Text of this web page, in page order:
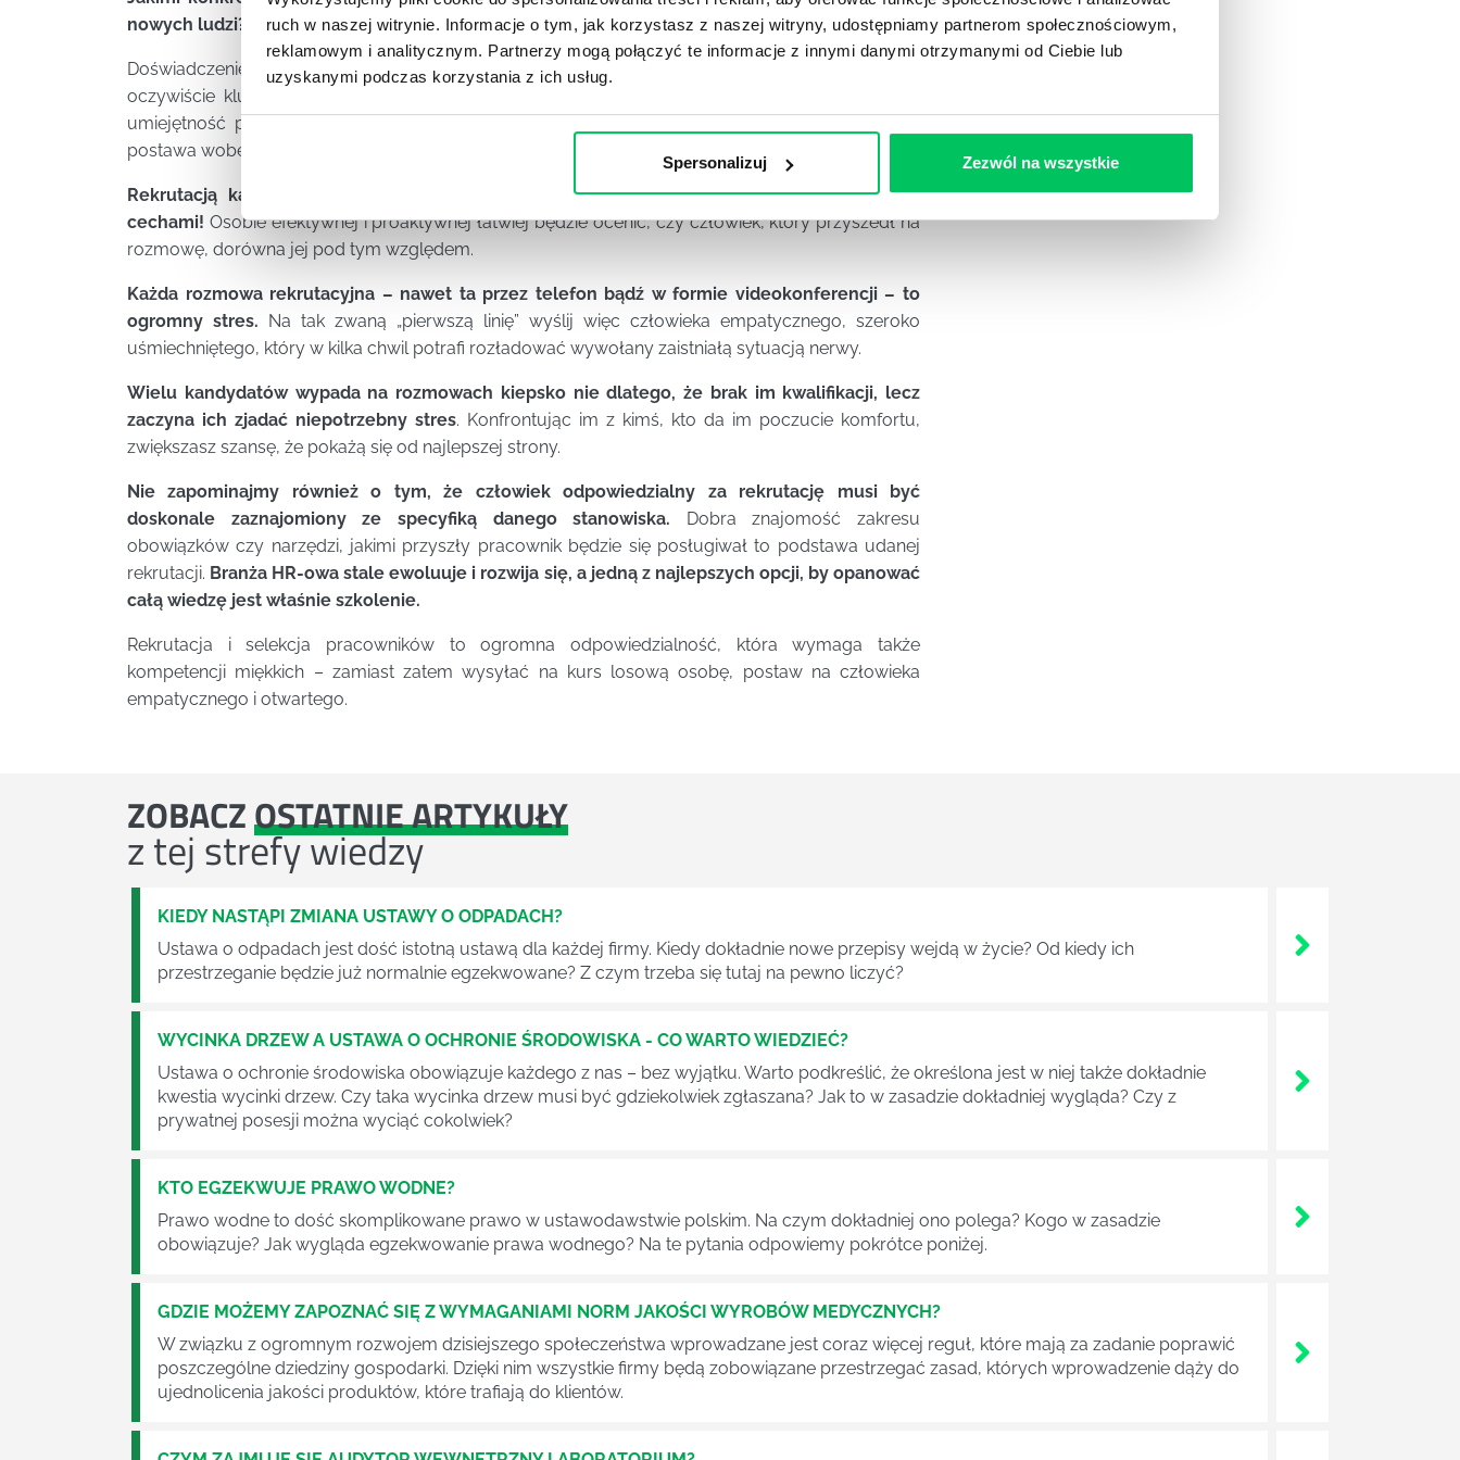
ruch w naszej witrynie. Informacje o tym, jak korzystasz z naszej witryny, udostępniamy partnerom społecznościowym,
reklamowym i analitycznym. Partnerzy mogą połączyć te informacje z innymi danymi otrzymanymi od Ciebie lub
uzyskanymi podczas korzystania z ich usług.
Spersonalizuj Zezwól na wszystkie
nowych ludzi?
Doświadczenie, lista poprzednich pracodawców oraz wykonywane dotychczas obowiązki to
oczywiście kluczowe kwestie, jednak w codziennej pracy liczy się również wielozadaniowość,
umiejętność pracy pod presją i w grupie, zdolność delegowania zadań czy też przyjacielska
postawa wobec innych członków teamu.
Rekrutacją kandydatów powinna zająć się osoba, która sama wykazuje się właśnie tymi
cechami! Osobie efektywnej i proaktywnej łatwiej będzie ocenić, czy człowiek, który przyszedł na
rozmowę, dorówna jej pod tym względem.
Każda rozmowa rekrutacyjna – nawet ta przez telefon bądź w formie videokonferencji – to
ogromny stres. Na tak zwaną „pierwszą linię” wyślij więc człowieka empatycznego, szeroko
uśmiechniętego, który w kilka chwil potrafi rozładować wywołany zaistniałą sytuacją nerwy.
Wielu kandydatów wypada na rozmowach kiepsko nie dlatego, że brak im kwalifikacji, lecz
zaczyna ich zjadać niepotrzebny stres. Konfrontując im z kimś, kto da im poczucie komfortu,
zwiększasz szansę, że pokażą się od najlepszej strony.
Nie zapominajmy również o tym, że człowiek odpowiedzialny za rekrutację musi być
doskonale zaznajomiony ze specyfiką danego stanowiska. Dobra znajomość zakresu
obowiązków czy narzędzi, jakimi przyszły pracownik będzie się posługiwał to podstawa udanej
rekrutacji. Branża HR-owa stale ewoluuje i rozwija się, a jedną z najlepszych opcji, by opanować
całą wiedzę jest właśnie szkolenie.
Rekrutacja i selekcja pracowników to ogromna odpowiedzialność, która wymaga także
kompetencji miękkich – zamiast zatem wysyłać na kurs losową osobę, postaw na człowieka
empatycznego i otwartego.
ZOBACZOSTATNIE ARTYKUŁY
z tej strefy wiedzy
KIEDY NASTĄPI ZMIANA USTAWY O ODPADACH?
Ustawa o odpadach jest dość istotną ustawą dla każdej firmy. Kiedy dokładnie nowe przepisy wejdą w życie? Od kiedy ich
przestrzeganie będzie już normalnie egzekwowane? Z czym trzeba się tutaj na pewno liczyć?
WYCINKA DRZEW A USTAWA O OCHRONIE ŚRODOWISKA - CO WARTO WIEDZIEĆ?
Ustawa o ochronie środowiska obowiązuje każdego z nas – bez wyjątku. Warto podkreślić, że określona jest w niej także dokładnie
kwestia wycinki drzew. Czy taka wycinka drzew musi być gdziekolwiek zgłaszana? Jak to w zasadzie dokładniej wygląda? Czy z
prywatnej posesji można wyciąć cokolwiek?
KTO EGZEKWUJE PRAWO WODNE?
Prawo wodne to dość skomplikowane prawo w ustawodawstwie polskim. Na czym dokładniej ono polega? Kogo w zasadzie
obowiązuje? Jak wygląda egzekwowanie prawa wodnego? Na te pytania odpowiemy pokrótce poniżej.
GDZIE MOŻEMY ZAPOZNAĆ SIĘ Z WYMAGANIAMI NORM JAKOŚCI WYROBÓW MEDYCZNYCH?
W związku z ogromnym rozwojem dzisiejszego społeczeństwa wprowadzane jest coraz więcej reguł, które mają za zadanie poprawić
poszczególne dziedziny gospodarki. Dzięki nim wszystkie firmy będą zobowiązane przestrzegać zasad, których wprowadzenie dąży do
ujednolicenia jakości produktów, które trafiają do klientów.